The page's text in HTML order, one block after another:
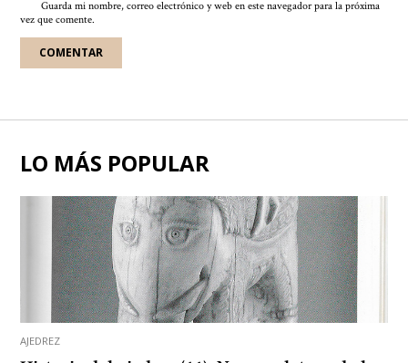
Guarda mi nombre, correo electrónico y web en este navegador para la próxima
vez que comente.
LO MÁS POPULAR
AJEDREZ